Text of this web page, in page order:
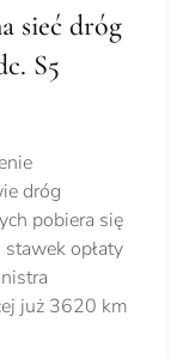
sieć dróg
S5
dróg
pobiera się
opłaty
już 3620 km